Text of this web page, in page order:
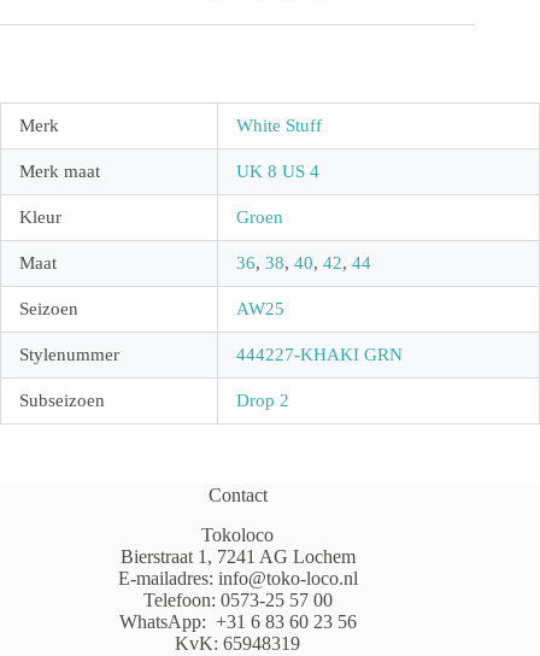
Merk White Stuff
Merk maat UK 8 US 4
Kleur Groen
Maat 36, 38, 40, 42, 44
Seizoen AW25
Stylenummer 444227-KHAKI GRN
Subseizoen Drop 2
Contact
Tokoloco
Bierstraat 1, 7241 AG Lochem
E-mailadres: info@toko-loco.nl
Telefoon: 0573-25 57 00
WhatsApp: +31 6 83 60 23 56
KvK: 65948319